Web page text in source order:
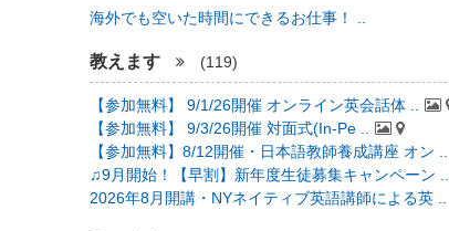
海外でも空いた時間にできるお仕事！ ..
教えます (119)
【参加無料】 9/1/26開催 オンライン英会話体 ..
【参加無料】 9/3/26開催 対面式(In-Pe ..
【参加無料】8/12開催・日本語教師養成講座 オン ..
♫9月開始！【早割】新年度生徒募集キャンペーン ..
2026年8月開講・NYネイティブ英語講師による英 ..